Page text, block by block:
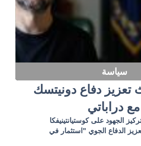
سياسة
تعزيز دفاع دونيتسك
دراباتي
الجهود على كوستيانتينيفكا
الدفاع الجوي "استثمار في